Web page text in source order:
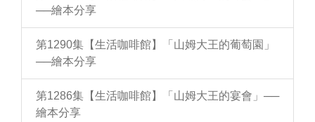
──繪本分享
第1290集【生活咖啡館】「山姆大王的葡萄園」
──繪本分享
第1286集【生活咖啡館】「山姆大王的宴會」──
繪本分享